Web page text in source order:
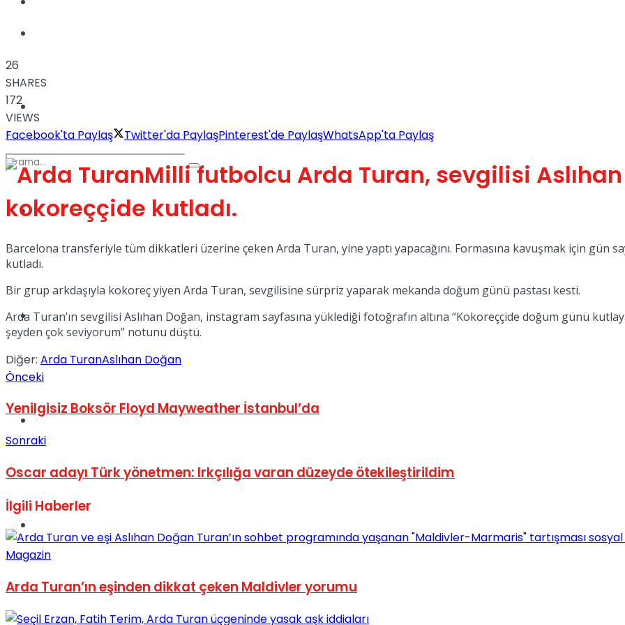
Türkiye
Müzik
Sinema
No Result
26
SHARES
172
VIEWS
Facebook'ta Paylaş
Twitter'da PaylaşPinterest'de PaylaşWhatsApp'ta Paylaş
Milli futbolcu Arda Turan, sevgilisi
kokoreççide kutladı.
Barcelona transferiyle tüm dikkatleri üzerine çeken Arda Turan, yine yaptı yapacağını. Formasına kavuşmak için gün
kutladı.
Bir grup arkdaşıyla kokoreç yiyen Arda Turan, sevgilisine sürpriz yaparak mekanda doğum günü pastası kesti.
Arda Turan’ın sevgilisi Aslıhan Doğan, instagram sayfasına yüklediği fotoğrafın altına “Kokoreççide doğum günü
şeyden çok seviyorum” notunu düştü.
Diğer: Arda TuranAslıhan Doğan
Önceki
Yenilgisiz Boksör Floyd Mayweather İstanbul’da
Sonraki
Oscar adayı Türk yönetmen: Irkçılığa varan düzeyde ötekileştirildim
İlgili Haberler
Magazin
Arda Turan’ın eşinden dikkat çeken Maldivler yorumu